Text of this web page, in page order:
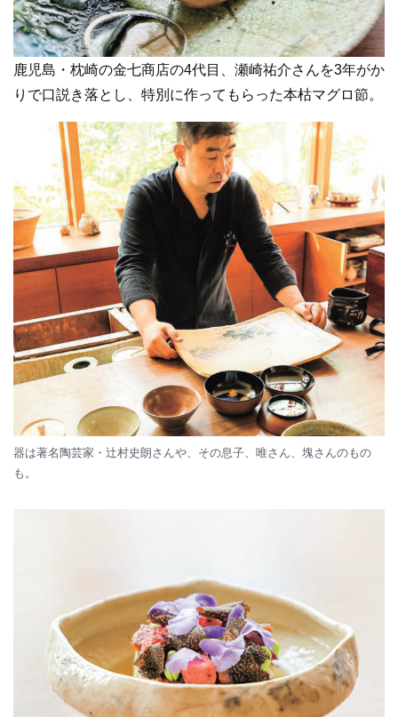
鹿児島・枕崎の金七商店の4代目、瀬崎祐介さんを3年がか
りで口説き落とし、特別に作ってもらった本枯マグロ節。
器は著名陶芸家・辻村史朗さんや、その息子、唯さん、塊さんのもの
も。